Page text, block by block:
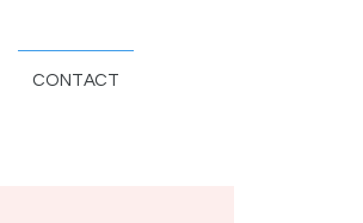
CONTACT